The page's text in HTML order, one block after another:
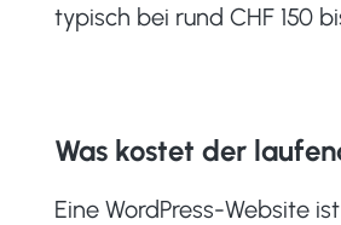
typisch bei rund CHF 150
Was kostet der
Eine WordPress-Website